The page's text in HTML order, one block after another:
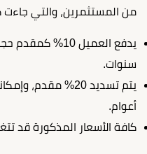
من المستثمرين، والتي جاءت
سنوات.
أعوام.
كافة الأسعار المذكورة قد